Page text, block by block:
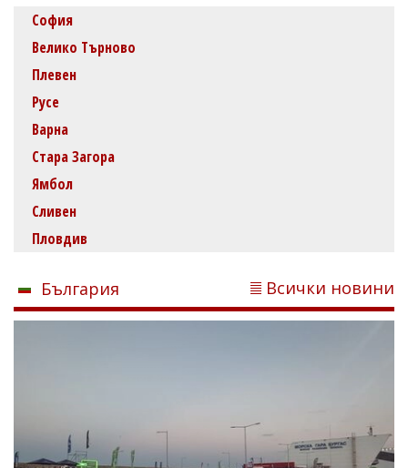
София
Велико Търново
Плевен
Русе
Варна
Стара Загора
Ямбол
Сливен
Пловдив
България Всички новини